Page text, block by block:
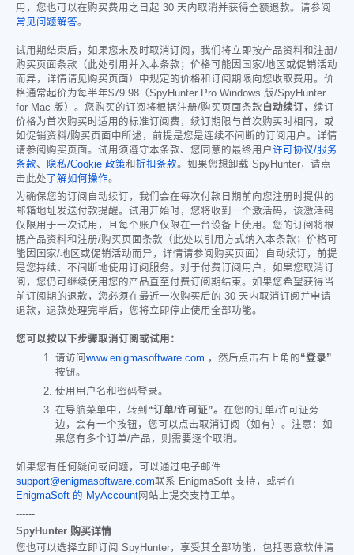
用，您也可以在购买费用之日起 30 天内取消并获得全额退款。请参阅
常见问题解答。
试用期结束后，如果您未及时取消订阅，我们将立即按产品资料和注册/
购买页面条款（此处引用并入本条款；价格可能因国家/地区或促销活动
而异，详情请见购买页面）中规定的价格和订阅期限向您收取费用。价
格通常起价为每半年$79.98 （SpyHunter Pro Windows 版/SpyHunter
for Mac 版）。您购买的订阅将根据注册/购买页面条款 自动续订，续订
价格为首次购买时适用的标准订阅费，续订期限与首次购买时相同，或
如促销资料/购买页面中所述，前提是您是连续不间断的订阅用户。详情
请参阅购买页面。试用须遵守本条款、您同意的最终用户许可协议/服务
条款、 隐私/Cookie 政策和折扣条款。如果您想卸载 SpyHunter，请点
击此处了解如何操作。
为确保您的订阅自动续订，我们会在每次付款日期前向您注册时提供的
邮箱地址发送付款提醒。试用开始时，您将收到一个激活码，该激活码
仅限用于一次试用，且每个账户仅限在一台设备上使用。您的订阅将根
据产品资料和注册/购买页面条款（此处以引用方式纳入本条款；价格可
能因国家/地区或促销活动而异，详情请参阅购买页面）自动续订，前提
是您持续、不间断地使用订阅服务。对于付费订阅用户，如果您取消订
阅，您仍可继续使用您的产品直至付费订阅期结束。如果您希望获得当
前订阅期的退款，您必须在最近一次购买后的 30 天内取消订阅并申请
退款，退款处理完毕后，您将立即停止使用全部功能。
您可以按以下步骤取消订阅或试用：
请访问www.enigmasoftware.com ，然后点击右上角的“登录”
按钮。
使用用户名和密码登录。
在导航菜单中，转到 “订单/许可证”。 在您的订单/许可证旁
边，会有一个按钮，您可以点击取消订阅（如有）。注意：如
果您有多个订单/产品，则需要逐个取消。
如果您有任何疑问或问题，可以通过电子邮件
support@enigmasoftware.com联系 EnigmaSoft 支持，或者在
EnigmaSoft 的 MyAccount网站上提交支持工单。
------
SpyHunter 购买详情
您也可以选择立即订阅 SpyHunter，享受其全部功能，包括恶意软件清